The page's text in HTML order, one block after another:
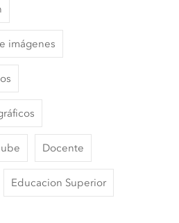
imágenes
Docente
Educacion Superior